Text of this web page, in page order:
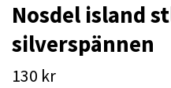
Nosdel island
silverspännen
130 kr